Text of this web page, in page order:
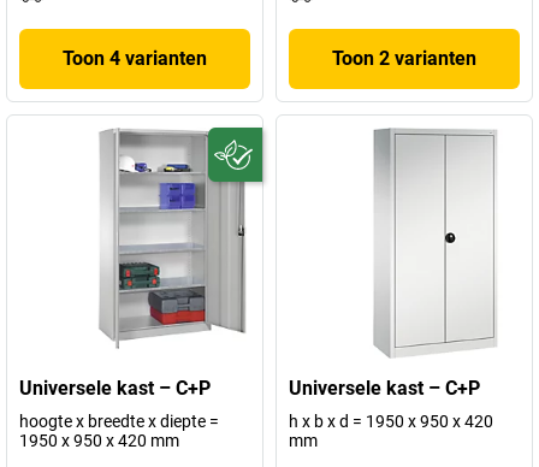
Toon 4 varianten Toon 2 varianten
Universele kast – C+P
hoogte x breedte x diepte =
1950 x 950 x 420 mm
Universele kast – C+P
h x b x d = 1950 x 950 x 420
mm